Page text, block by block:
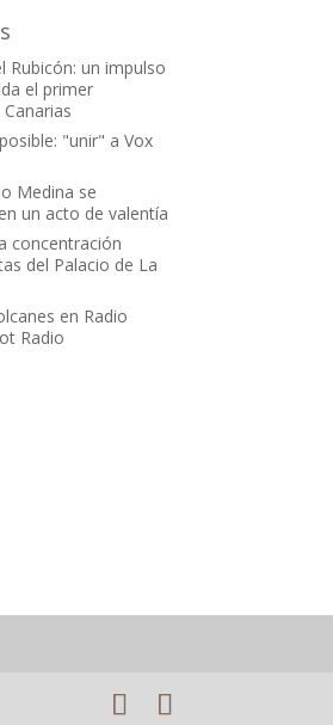
Rubicón: un impulso
el primer
"unir" a Vox
Medina se
un acto de valentía
concentración
del Palacio de La
en Radio
Radio